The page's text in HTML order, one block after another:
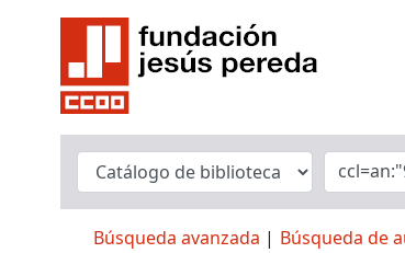
Búsqueda avanzada Búsqueda de